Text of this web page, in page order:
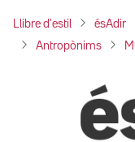
Llibre d'estil ésAdir
Antropònims